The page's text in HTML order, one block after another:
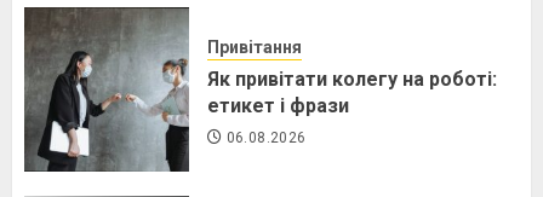
Привітання
Як привітати колегу на роботі:
етикет і фрази
06.08.2026